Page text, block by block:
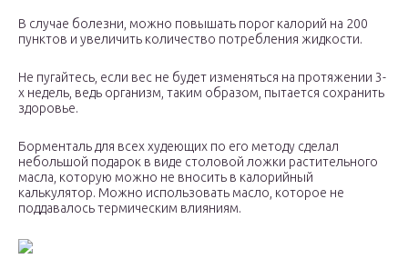
В случае болезни, можно повышать порог калорий на 200
пунктов и увеличить количество потребления жидкости.
Не пугайтесь, если вес не будет изменяться на протяжении 3-
х недель, ведь организм, таким образом, пытается сохранить
здоровье.
Борменталь для всех худеющих по его методу сделал
небольшой подарок в виде столовой ложки растительного
масла, которую можно не вносить в калорийный
калькулятор. Можно использовать масло, которое не
поддавалось термическим влияниям.